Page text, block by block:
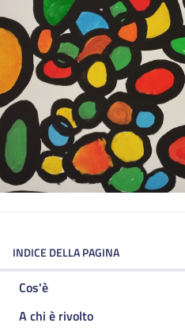
INDICE DELLA PAGINA
Cos'è
A chi è rivolto